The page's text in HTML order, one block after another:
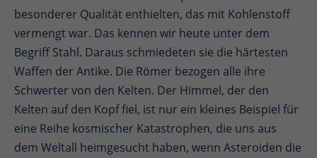
besonderer Qualität enthielten, das mit Kohlenstoff
vermengt war. Das kennen wir heute unter dem
Begriff Stahl. Daraus schmiedeten sie die härtesten
Waffen der Antike. Die Römer bezogen alle ihre
Schwerter von den Kelten. Der Himmel, der den
Kelten auf den Kopf fiel, ist nur ein kleines Beispiel für
eine Reihe kosmischer Katastrophen, die uns aus
dem Weltall heimgesucht haben, wenn Asteroiden die